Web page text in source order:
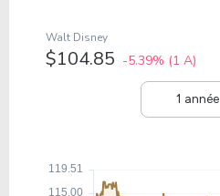
1 année
Walt Disney
$104.85 -5.39% (1 A)